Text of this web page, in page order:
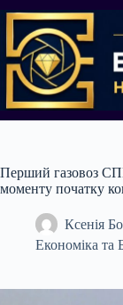
до
вмісту
Перший газовоз
моменту початку
Ксенія
Економіка та